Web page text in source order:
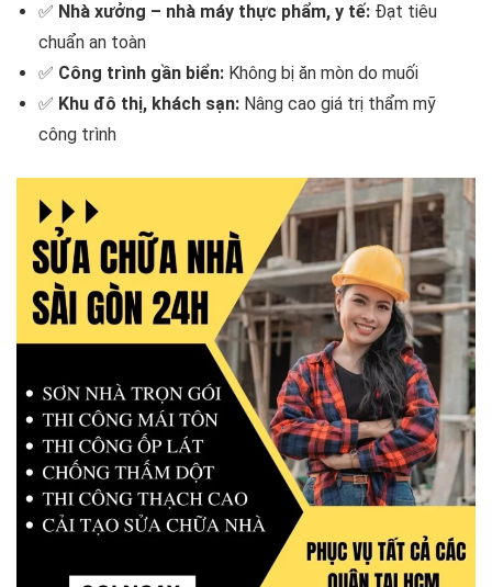
✅ Nhà xưởng – nhà máy thực phẩm, y tế: Đạt tiêu
chuẩn an toàn
✅ Công trình gần biển: Không bị ăn mòn do muối
✅ Khu đô thị, khách sạn: Nâng cao giá trị thẩm mỹ
công trình